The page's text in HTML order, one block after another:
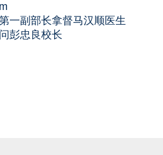
部长拿督马汉顺医生
忠良校长